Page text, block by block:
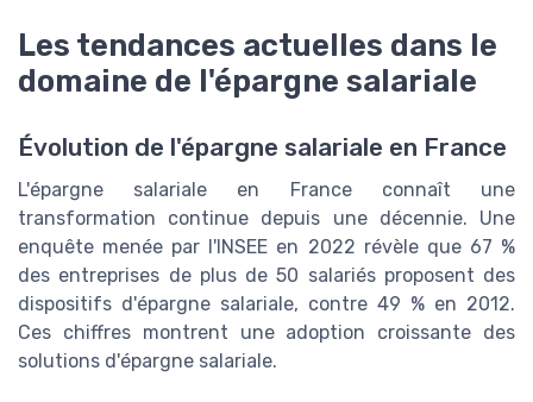
Les tendances actuelles dans le
domaine de l'épargne salariale
Évolution de l'épargne salariale en France
L'épargne salariale en France connaît une
transformation continue depuis une décennie. Une
enquête menée par l'INSEE en 2022 révèle que 67 %
des entreprises de plus de 50 salariés proposent des
dispositifs d'épargne salariale, contre 49 % en 2012.
Ces chiffres montrent une adoption croissante des
solutions d'épargne salariale.